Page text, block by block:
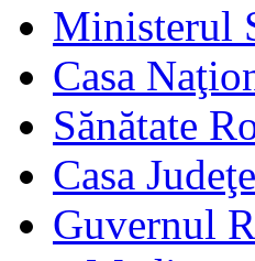
Ministerul
Casa
Sănătate
Casa
Guvernul